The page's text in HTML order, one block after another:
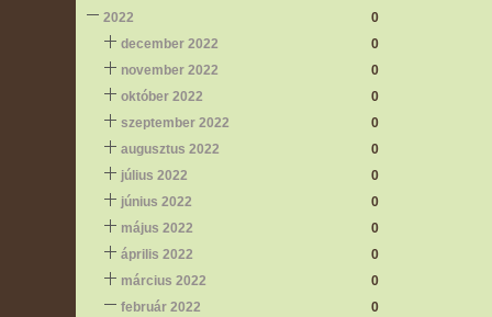
2022
0
december 2022
0
november 2022
0
október 2022
0
szeptember 2022
0
augusztus 2022
0
július 2022
0
június 2022
0
május 2022
0
április 2022
0
március 2022
0
február 2022
0